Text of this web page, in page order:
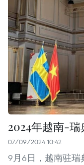
2024年越南-
07/09/2024 10:42
9月6日，越南驻